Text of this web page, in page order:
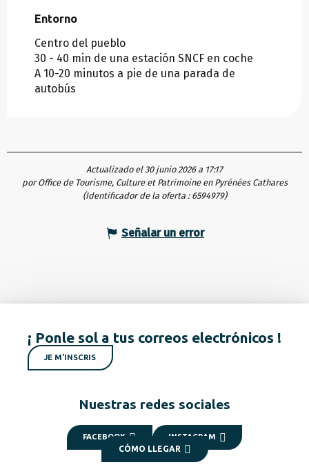
Entorno
Entorno
Centro del pueblo
30 - 40 min de una estación SNCF en coche
A 10-20 minutos a pie de una parada de
autobús
Actualizado el 30 junio 2026 a 17:17
por Office de Tourisme, Culture et Patrimoine en Pyrénées Cathares
(Identificador de la oferta : 6594979)
Señalar un error
¡ Ponle sol a tus correos electrónicos !
JE M'INSCRIS
Nuestras redes sociales
FACEBOOK INSTAGRAM
CÓMO LLEGAR